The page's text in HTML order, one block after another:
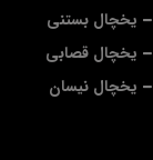
یخچال بستنی
یخچال قصابی
یخچال نیسان